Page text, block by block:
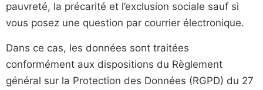
pauvreté, la précarité et l’exclusion sociale sauf si
vous posez une question par courrier électronique.
Dans ce cas, les données sont traitées
conformément aux dispositions du Règlement
général sur la Protection des Données (RGPD) du 27